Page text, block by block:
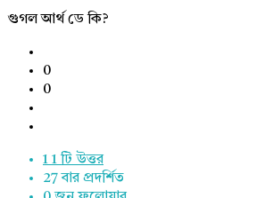
গুগল আর্থ ডে কি?
0
0
1 1 টি উত্তর
27বার প্রদর্শিত